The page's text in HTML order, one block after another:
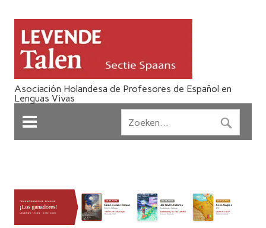
Asociación Holandesa de Profesores de Español en
Lenguas Vivas